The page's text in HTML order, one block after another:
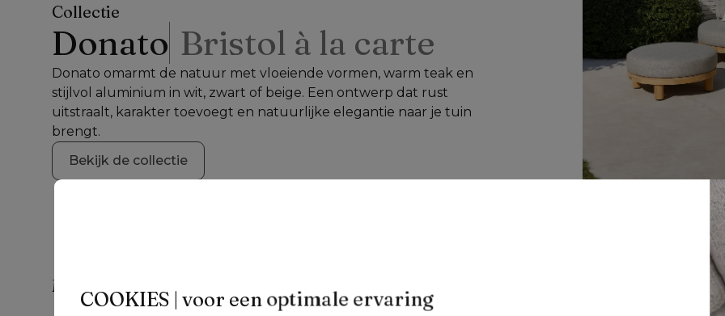
COOKIES | voor een optimale ervaring
Collectie
Donato Bristol à la carte
Donato omarmt de natuur met vloeiende vormen, warm teak en
stijlvol aluminium in wit, zwart of beige. Een ontwerp dat rust
uitstraalt, karakter toevoegt en natuurlijke elegantie naar je tuin
brengt.
Bekijk de collectie
Meer uit deze collectie